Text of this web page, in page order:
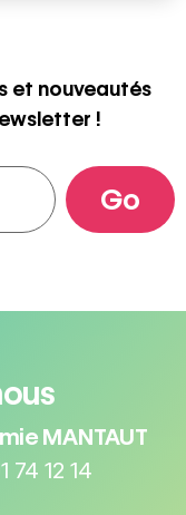
et nouveautés
!
MANTAUT
74 12 14